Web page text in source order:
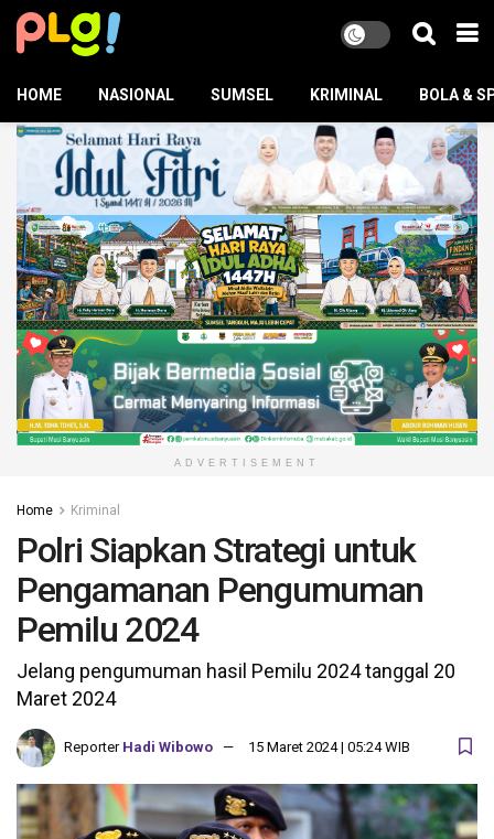
HOME NASIONAL SUMSEL KRIMINAL BOLA &
ADVERTISEMENT
Home Kriminal
Polri Siapkan Strategi untuk
Pengamanan Pengumuman
Pemilu 2024
Jelang pengumuman hasil Pemilu 2024 tanggal 20
Maret 2024
Reporter Hadi Wibowo 15 Maret 2024 | 05:24 WIB